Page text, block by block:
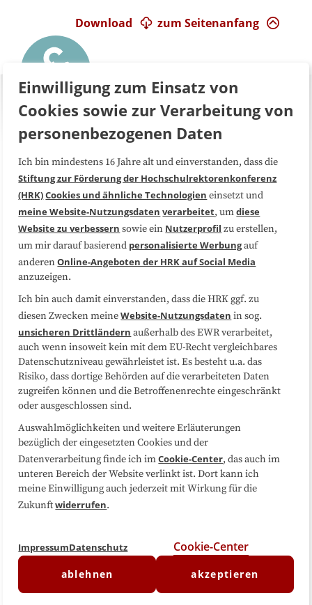
zum Seitenanfang
Download
Über uns FAQ
Medienarbeit Kooperationen
Datenschutzerklärung Impressum
Sitemap
Folgen Sie uns
Einwilligung zum Einsatz von
Cookies sowie zur Verarbeitung von
personenbezogenen Daten
Ich bin mindestens 16 Jahre alt und einverstanden, dass die
Stiftung zur Förderung der Hochschulrektorenkonferenz
(HRK)Cookies und ähnliche Technologien einsetzt und
meine Website-Nutzungsdaten verarbeitet, umdiese
Website zu verbessern sowie ein Nutzerprofil zu erstellen,
um mir darauf basierend personalisierte Werbungauf
anderenOnline-Angeboten der HRK auf Social Media
anzuzeigen.
Ich bin auch damit einverstanden, dass die HRK ggf. zu
diesen Zwecken meineWebsite-Nutzungsdaten in sog.
unsicheren Drittländern außerhalb des EWR verarbeitet,
auch wenn insoweit kein mit dem EU-Recht vergleichbares
Datenschutzniveau gewährleistet ist. Es besteht u.a. das
Risiko, dass dortige Behörden auf die verarbeiteten Daten
zugreifen können und die Betroffenenrechte eingeschränkt
oder ausgeschlossen sind.
Auswahlmöglichkeiten und weitere Erläuterungen
bezüglich der eingesetzten Cookies und der
Datenverarbeitung finde ich imCookie-Center, das auch im
unteren Bereich der Website verlinkt ist. Dort kann ich
meine Einwilligung auch jederzeit mit Wirkung für die
Zukunftwiderrufen.
ImpressumDatenschutz Cookie-Center
ablehnen akzeptieren